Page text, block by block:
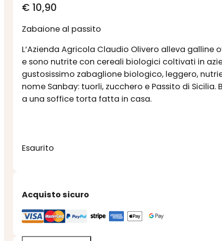
€ 10,90
Zabaione al passito
L’Azienda Agricola Claudio Olivero alleva
e sono nutrite con cereali biologici coltivati in
gustosissimo zabaglione biologico, leggero,
nome Sanbay: tuorli, zucchero e Passito di
a una soffice torta fatta in casa.
Esaurito
Acquisto sicuro